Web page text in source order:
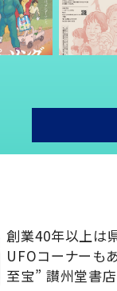
創業40年以上は
UFOコーナーも
至宝” 讃州堂書